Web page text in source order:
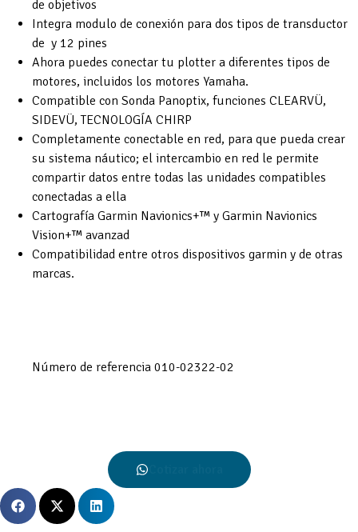
de objetivos
Integra modulo de conexión para dos tipos de transductor
de y 12 pines
Ahora puedes conectar tu plotter a diferentes tipos de
motores, incluidos los motores Yamaha.
Compatible con Sonda Panoptix, funciones CLEARVÜ,
SIDEVÜ, TECNOLOGÍA CHIRP
Completamente conectable en red, para que pueda crear
su sistema náutico; el intercambio en red le permite
compartir datos entre todas las unidades compatibles
conectadas a ella
Cartografía Garmin Navionics+™ y Garmin Navionics
Vision+™ avanzad
Compatibilidad entre otros dispositivos garmin y de otras
marcas.
Número de referencia 010-02322-02